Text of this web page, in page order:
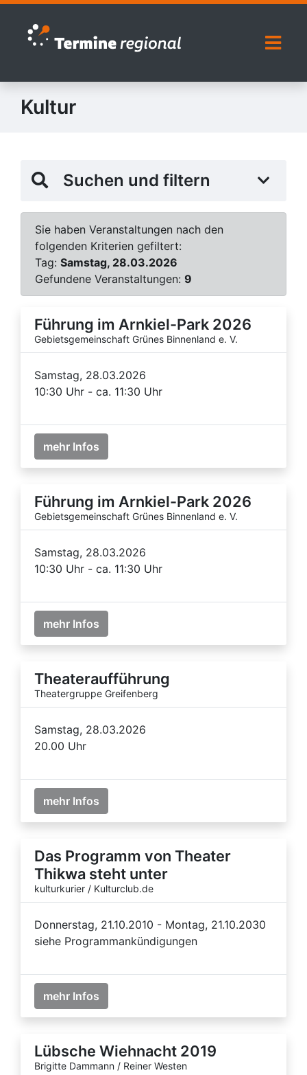
Zur Navigation springen
Zum Inhalt springen
Kultur
Suchen und filtern
Sie haben Veranstaltungen nach den
folgenden Kriterien gefiltert:
Tag: Samstag, 28.03.2026
Gefundene Veranstaltungen: 9
Führung im Arnkiel-Park 2026
Gebietsgemeinschaft Grünes Binnenland e. V.
Samstag, 28.03.2026
10:30 Uhr - ca. 11:30 Uhr
mehr Infos
Führung im Arnkiel-Park 2026
Gebietsgemeinschaft Grünes Binnenland e. V.
Samstag, 28.03.2026
10:30 Uhr - ca. 11:30 Uhr
mehr Infos
Theateraufführung
Theatergruppe Greifenberg
Samstag, 28.03.2026
20.00 Uhr
mehr Infos
Das Programm von Theater
Thikwa steht unter
kulturkurier / Kulturclub.de
Donnerstag, 21.10.2010 - Montag, 21.10.2030
siehe Programmankündigungen
mehr Infos
Lübsche Wiehnacht 2019
Brigitte Dammann / Reiner Westen